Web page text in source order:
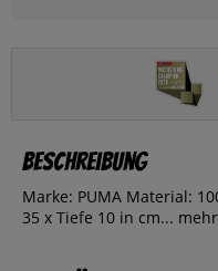
Beschreibung
Marke: PUMA Material:
35 x Tiefe 10 in cm... mehr